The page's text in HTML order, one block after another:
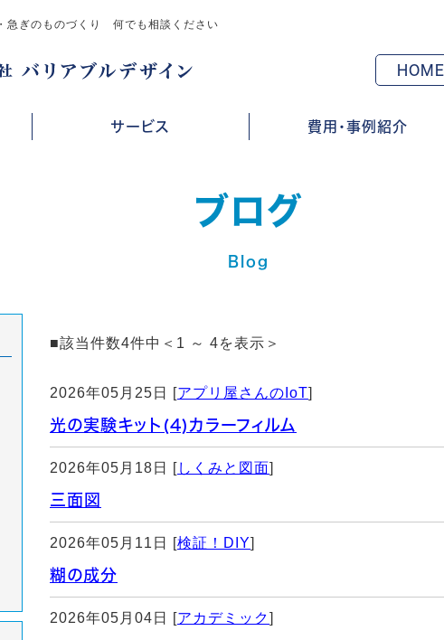
急ぎのものづくり 何でも相談ください
HOME
サービス 費用・事例紹介
ブログ
Blog
■該当件数4件中＜1 ～ 4を表示＞
2026年05月25日 [アプリ屋さんのIoT]
光の実験キット(4)カラーフィルム
2026年05月18日 [しくみと図面]
三面図
2026年05月11日 [検証！DIY]
糊の成分
2026年05月04日 [アカデミック]